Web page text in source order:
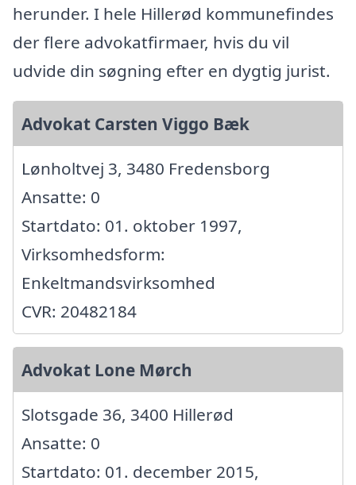
herunder. I hele Hillerød kommunefindes
der flere advokatfirmaer, hvis du vil
udvide din søgning efter en dygtig jurist.
Advokat Carsten Viggo Bæk
Lønholtvej 3, 3480 Fredensborg
Ansatte: 0
Startdato: 01. oktober 1997,
Virksomhedsform:
Enkeltmandsvirksomhed
CVR: 20482184
Advokat Lone Mørch
Slotsgade 36, 3400 Hillerød
Ansatte: 0
Startdato: 01. december 2015,